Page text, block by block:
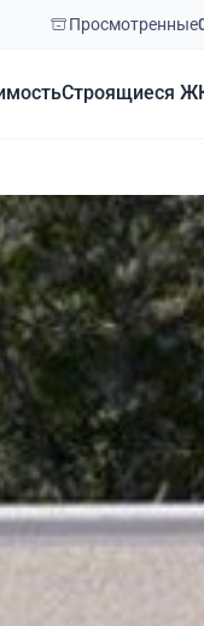
Просмотренные
Строящиеся